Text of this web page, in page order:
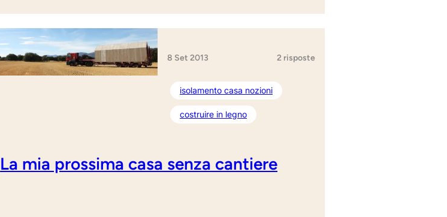
8 Set 2013 2 risposte
isolamento casa nozioni
costruire in legno
La mia prossima casa senza cantiere